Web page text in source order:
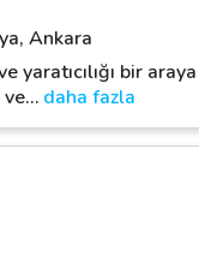
Ankara
yaratıcılığı bir
ve… daha fazla